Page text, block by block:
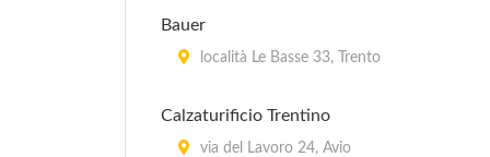
Bauer
località Le Basse 33, Trento
Calzaturificio Trentino
via del Lavoro 24, Avio